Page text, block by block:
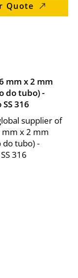
Quote
mm x 2 mm
do tubo) -
316
supplier of
mm x 2 mm
tubo) -
316